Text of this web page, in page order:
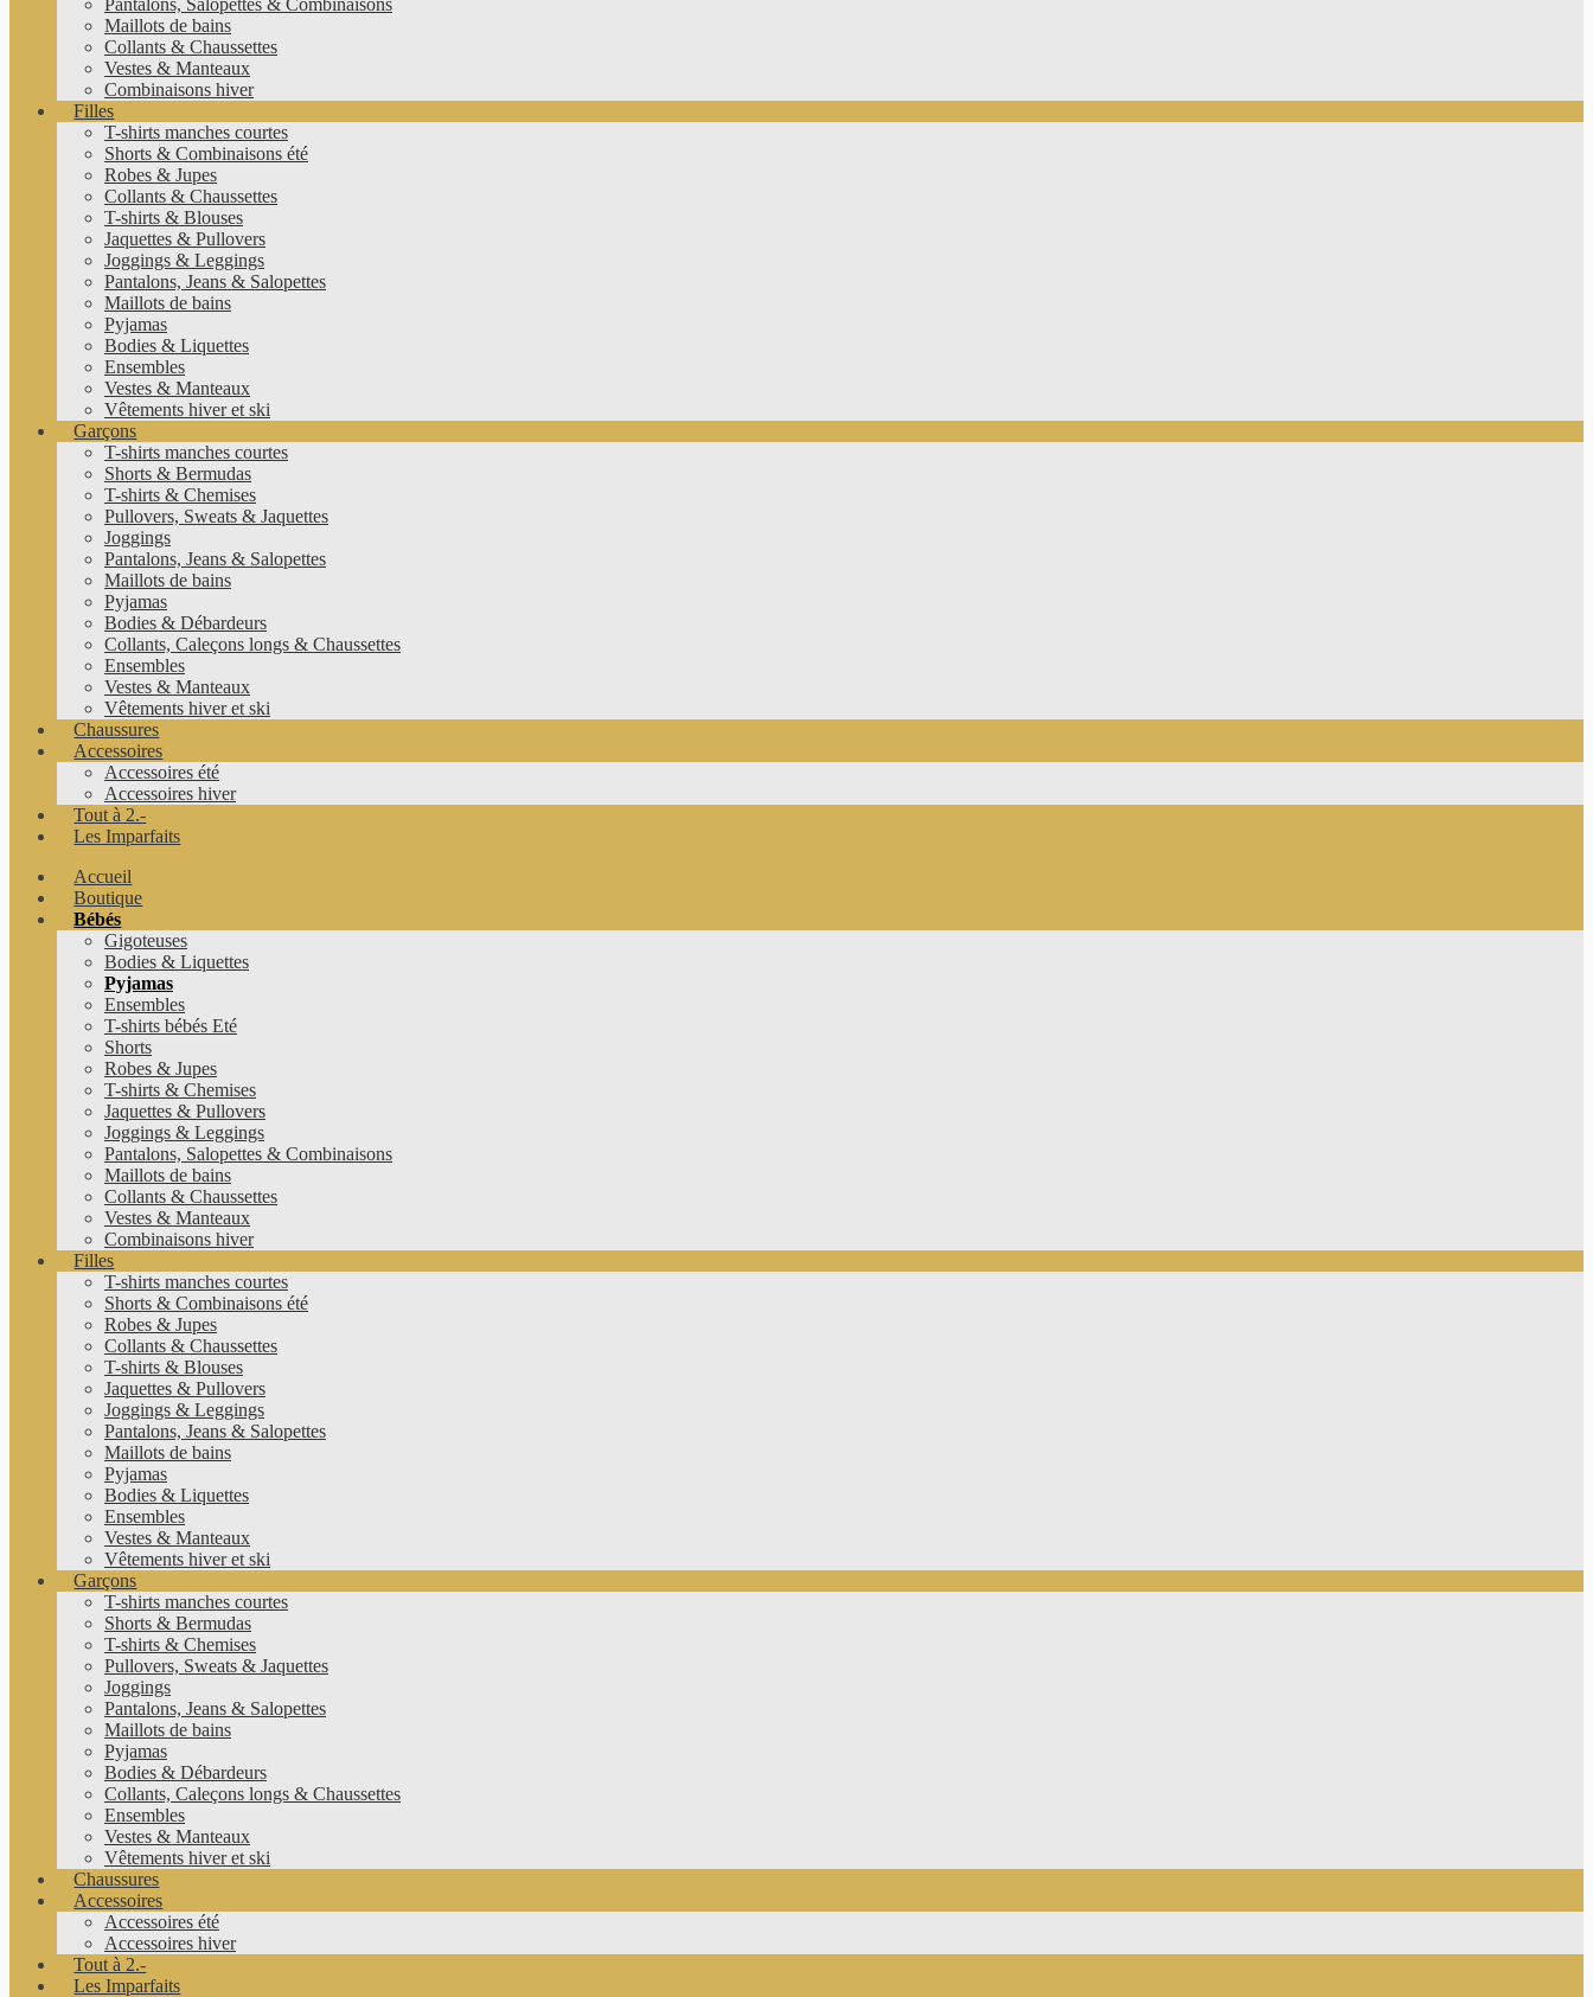
Pantalons, Salopettes & Combinaisons
Maillots de bains
Collants & Chaussettes
Vestes & Manteaux
Combinaisons hiver
Filles
T-shirts manches courtes
Shorts & Combinaisons été
Robes & Jupes
Collants & Chaussettes
T-shirts & Blouses
Jaquettes & Pullovers
Joggings & Leggings
Pantalons, Jeans & Salopettes
Maillots de bains
Pyjamas
Bodies & Liquettes
Ensembles
Vestes & Manteaux
Vêtements hiver et ski
Garçons
T-shirts manches courtes
Shorts & Bermudas
T-shirts & Chemises
Pullovers, Sweats & Jaquettes
Joggings
Pantalons, Jeans & Salopettes
Maillots de bains
Pyjamas
Bodies & Débardeurs
Collants, Caleçons longs & Chaussettes
Ensembles
Vestes & Manteaux
Vêtements hiver et ski
Chaussures
Accessoires
Accessoires été
Accessoires hiver
Tout à 2.-
Les Imparfaits
Accueil
Boutique
Bébés
Gigoteuses
Bodies & Liquettes
Pyjamas
Ensembles
T-shirts bébés Eté
Shorts
Robes & Jupes
T-shirts & Chemises
Jaquettes & Pullovers
Joggings & Leggings
Pantalons, Salopettes & Combinaisons
Maillots de bains
Collants & Chaussettes
Vestes & Manteaux
Combinaisons hiver
Filles
T-shirts manches courtes
Shorts & Combinaisons été
Robes & Jupes
Collants & Chaussettes
T-shirts & Blouses
Jaquettes & Pullovers
Joggings & Leggings
Pantalons, Jeans & Salopettes
Maillots de bains
Pyjamas
Bodies & Liquettes
Ensembles
Vestes & Manteaux
Vêtements hiver et ski
Garçons
T-shirts manches courtes
Shorts & Bermudas
T-shirts & Chemises
Pullovers, Sweats & Jaquettes
Joggings
Pantalons, Jeans & Salopettes
Maillots de bains
Pyjamas
Bodies & Débardeurs
Collants, Caleçons longs & Chaussettes
Ensembles
Vestes & Manteaux
Vêtements hiver et ski
Chaussures
Accessoires
Accessoires été
Accessoires hiver
Tout à 2.-
Les Imparfaits